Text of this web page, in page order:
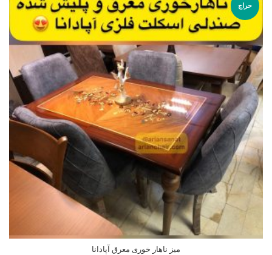
حراج
میز ناهار خوری معرق آپادانا